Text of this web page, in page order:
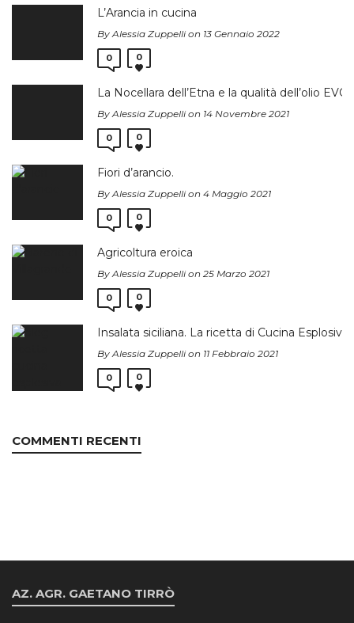
L’Arancia in cucina
By Alessia Zuppelli on 13 Gennaio 2022
0 0
La Nocellara dell’Etna e la qualità dell’olio EVO
By Alessia Zuppelli on 14 Novembre 2021
0 0
Fiori d’arancio.
By Alessia Zuppelli on 4 Maggio 2021
0 0
Agricoltura eroica
By Alessia Zuppelli on 25 Marzo 2021
0 0
Insalata siciliana. La ricetta di Cucina Esplosiva.
By Alessia Zuppelli on 11 Febbraio 2021
0 0
COMMENTI RECENTI
AZ. AGR. GAETANO TIRRÒ